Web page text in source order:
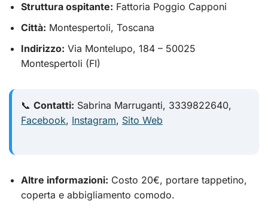
Struttura ospitante: Fattoria Poggio Capponi
Città: Montespertoli, Toscana
Indirizzo: Via Montelupo, 184 – 50025
Montespertoli (FI)
📞 Contatti: Sabrina Marruganti, 3339822640,
Facebook, Instagram, Sito Web
Altre informazioni: Costo 20€, portare tappetino,
coperta e abbigliamento comodo.